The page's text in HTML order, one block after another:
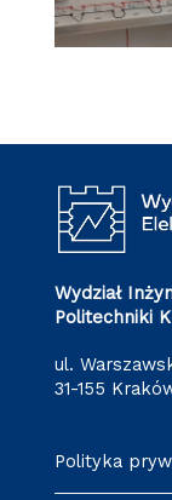
Wydział
Politechniki
ul.
31-155
Polityka